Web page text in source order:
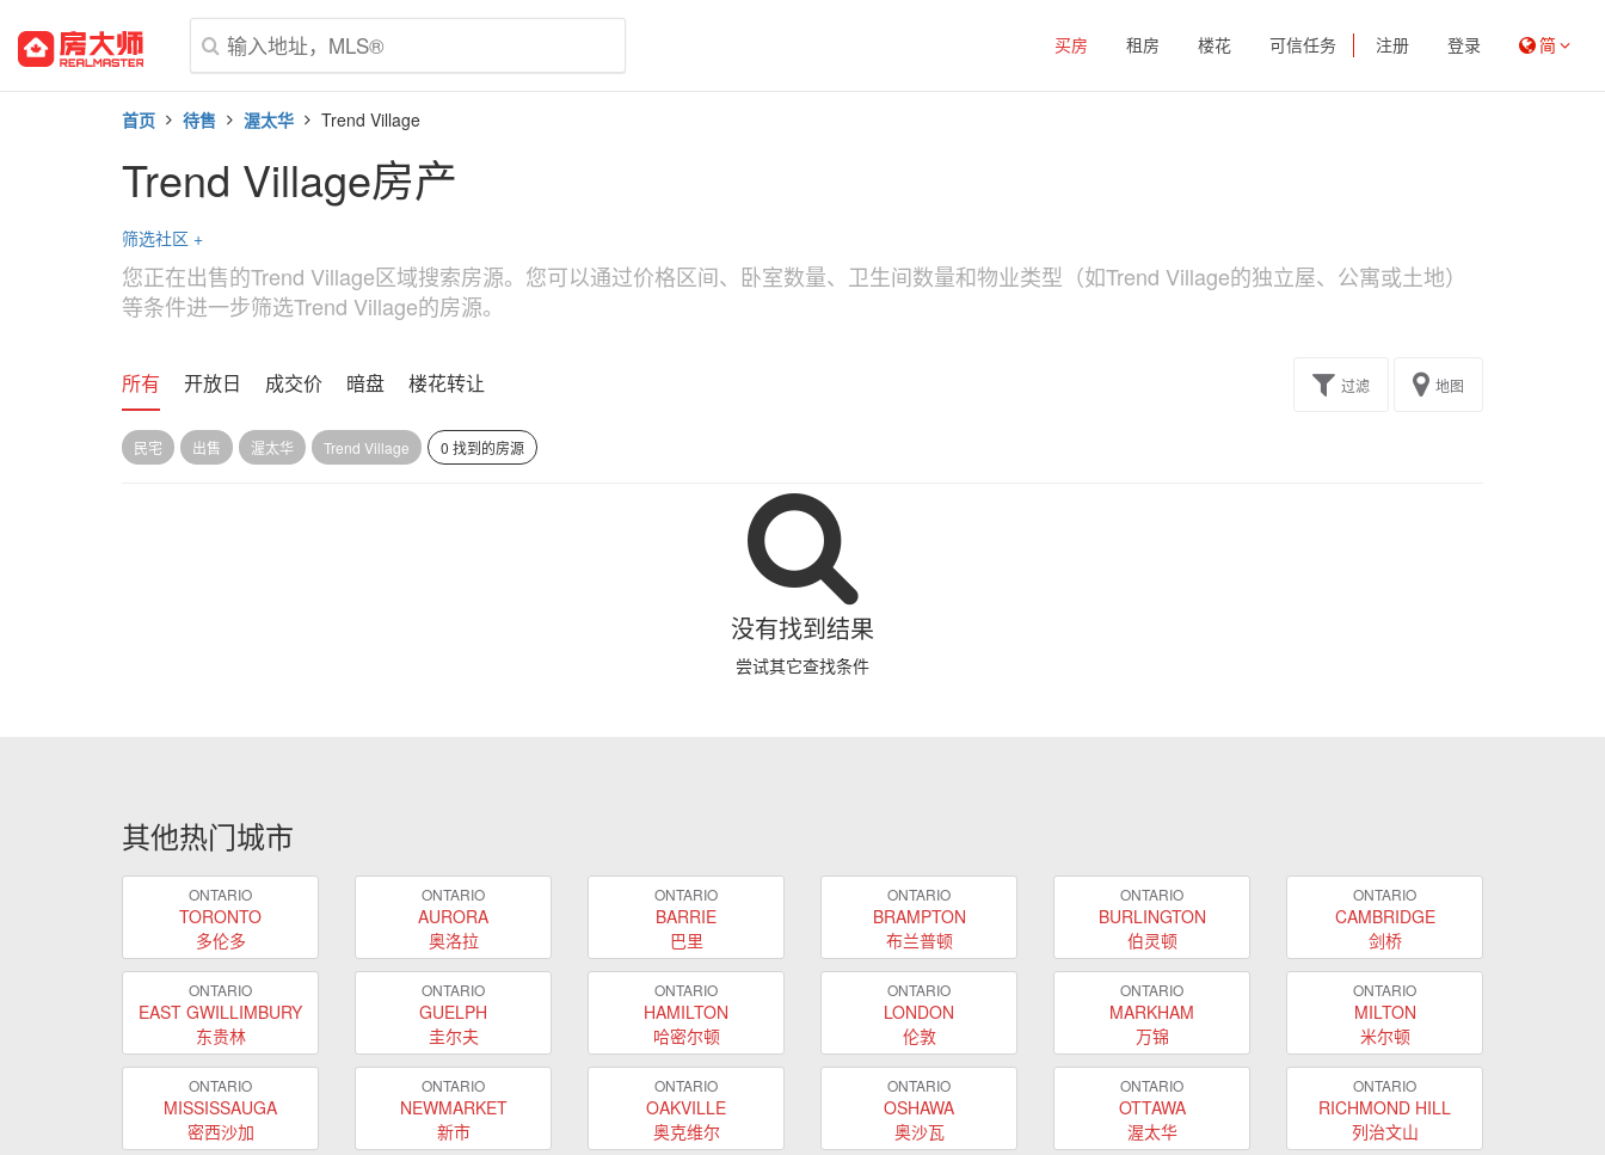
买房 租房 楼花 可信任务 注册 登录 简
首页 待售 渥太华 Trend Village
Trend Village房产
筛选社区 +
您正在出售的Trend Village区域搜索房源。您可以通过价格区间、卧室数量、卫生间数量和物业类型（如Trend Village的独立屋、公寓或土地）
等条件进一步筛选Trend Village的房源。
所有 开放日 成交价 暗盘 楼花转让 过滤 地图
民宅 出售 渥太华 Trend Village 0 找到的房源
没有找到结果
尝试其它查找条件
其他热门城市
ONTARIO
TORONTO
多伦多
ONTARIO
AURORA
奥洛拉
ONTARIO
BARRIE
巴里
ONTARIO
BRAMPTON
布兰普顿
ONTARIO
BURLINGTON
伯灵顿
ONTARIO
CAMBRIDGE
剑桥
ONTARIO
EAST GWILLIMBURY
东贵林
ONTARIO
GUELPH
圭尔夫
ONTARIO
HAMILTON
哈密尔顿
ONTARIO
LONDON
伦敦
ONTARIO
MARKHAM
万锦
ONTARIO
MILTON
米尔顿
ONTARIO
MISSISSAUGA
密西沙加
ONTARIO
NEWMARKET
新市
ONTARIO
OAKVILLE
奥克维尔
ONTARIO
OSHAWA
奥沙瓦
ONTARIO
OTTAWA
渥太华
ONTARIO
RICHMOND HILL
列治文山